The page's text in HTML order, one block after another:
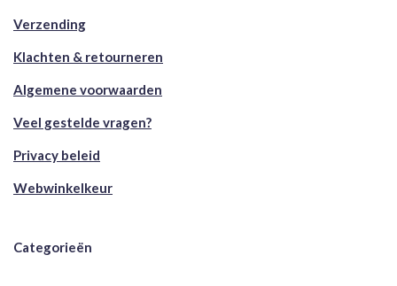
Verzending
Klachten & retourneren
Algemene voorwaarden
Veel gestelde vragen?
Privacy beleid
Webwinkelkeur
Categorieën